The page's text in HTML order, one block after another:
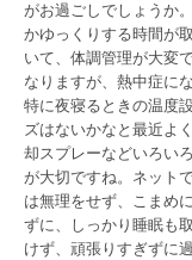
がお過ごしでしょうか
かゆっくりする時間が
いて、体調管理が大変
なりますが、熱中症に
特に夜寝るときの温度
ズはないかなと最近よ
却スプレーなどいろい
が大切ですね。ネット
は無理をせず、こまめ
ずに、しっかり睡眠も
けず、頑張りすぎずに